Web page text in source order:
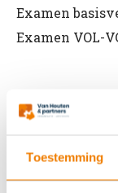
Toestemming
Examen
Examen VOL-
BHV
BHV herhaling